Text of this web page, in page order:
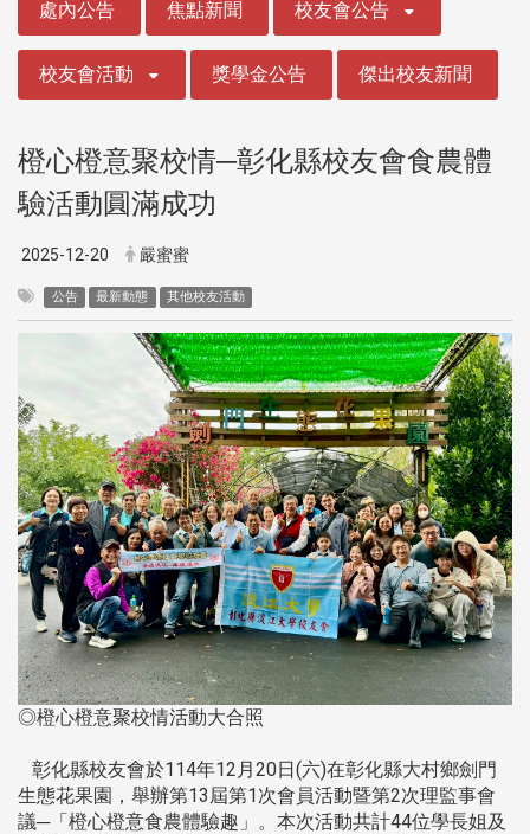
處內公告 焦點新聞 校友會公告
校友會活動 獎學金公告 傑出校友新聞
橙心橙意聚校情─彰化縣校友會食農體
驗活動圓滿成功
2025-12-20 嚴蜜蜜
公告 最新動態 其他校友活動
◎橙心橙意聚校情活動大合照
彰化縣校友會於114年12月20日(六)在彰化縣大村鄉劍門
生態花果園，舉辦第13屆第1次會員活動暨第2次理監事會
議─「橙心橙意食農體驗趣」。本次活動共計44位學長姐及